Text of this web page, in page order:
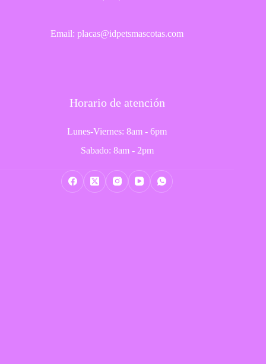
Email: placas@idpetsmascotas.com
Horario de atención
Lunes-Viernes: 8am - 6pm
Sabado: 8am - 2pm